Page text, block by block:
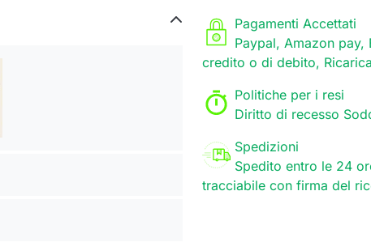
Pagamenti Accettati
Paypal, Amazon
credito o di debito,
Politiche per i resi
Diritto di recesso
Spedizioni
Spedito entro le 24
tracciabile con firma del